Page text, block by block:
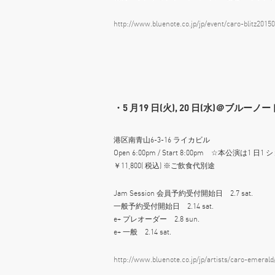
http://www.bluenote.co.jp/jp/event/caro-
・5 月19 日(火), 20 日(水)＠ブルーノー
港区南青山6-3-16 ライカビル
Open 6:00pm / Start 8:00pm ☆本公演は1 日1 シ
￥11,800( 税込) ※ご飲食代別途
Jam Session 会員予約受付開始日 2.7 sat.
一般予約受付開始日 2.14 sat.
e+ プレオーダー 2.8 sun.
e+ 一般 2.14 sat.
http://www.bluenote.co.jp/jp/artists/caro-